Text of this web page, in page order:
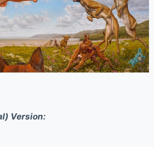
Version: